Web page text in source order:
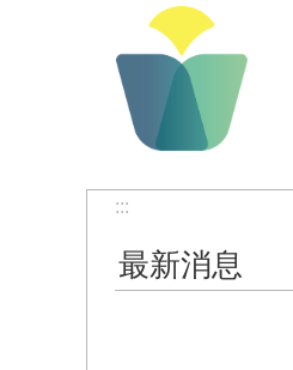
跳到主要內容區塊
:::
最新消息